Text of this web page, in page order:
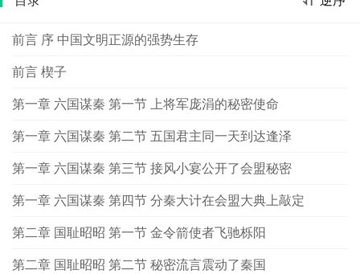
支柱。
前言 序 中国文明正源的强势生存
前言 楔子
第一章 六国谋秦 第一节 上将军庞涓的秘密使命
第一章 六国谋秦 第二节 五国君主同一天到达逢泽
第一章 六国谋秦 第三节 接风小宴公开了会盟秘密
第一章 六国谋秦 第四节 分秦大计在会盟大典上敲定
第二章 国耻昭昭 第一节 金令箭使者飞驰栎阳
第二章 国耻昭昭 第二节 秘密流言震动了秦国